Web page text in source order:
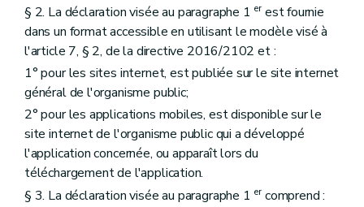
§ 2. La déclaration visée au paragraphe 1 erest fournie
dans un format accessible en utilisant le modèle visé à
l'article 7, § 2, de la directive 2016/2102 et :
1° pour les sites internet, est publiée sur le site internet
général de l'organisme public;
2° pour les applications mobiles, est disponible sur le
site internet de l'organisme public qui a développé
l'application concernée, ou apparaît lors du
téléchargement de l'application.
§ 3. La déclaration visée au paragraphe 1 ercomprend :